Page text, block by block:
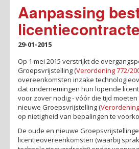
Aanpassing
29-01-2015
Op 1 mei 2015 verstrijkt de
Groepsvrijstelling (Verordening 772/
overeenkomsten inzake
dat ondernemingen hun lopende
voor zover nodig - vóór die tijd
nieuwe Groepsvrijstelling (
op nietigheid van bepalingen te
De oude en nieuwe
licentieovereenkomsten (waarbij